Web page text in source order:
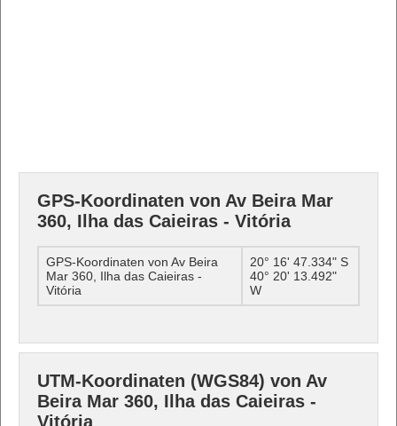
GPS-Koordinaten von Av Beira Mar
360, Ilha das Caieiras - Vitória
GPS-Koordinaten von Av Beira
Mar 360, Ilha das Caieiras -
Vitória
20° 16' 47.334" S
40° 20' 13.492"
W
UTM-Koordinaten (WGS84) von Av
Beira Mar 360, Ilha das Caieiras -
Vitória